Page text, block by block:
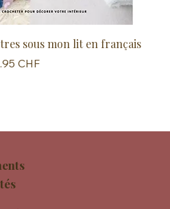
sous mon lit en français
CHF